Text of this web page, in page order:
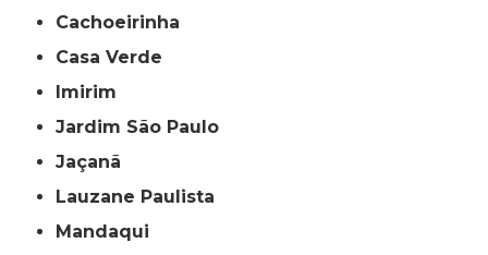
Cachoeirinha
Casa Verde
Imirim
Jardim São Paulo
Jaçanã
Lauzane Paulista
Mandaqui